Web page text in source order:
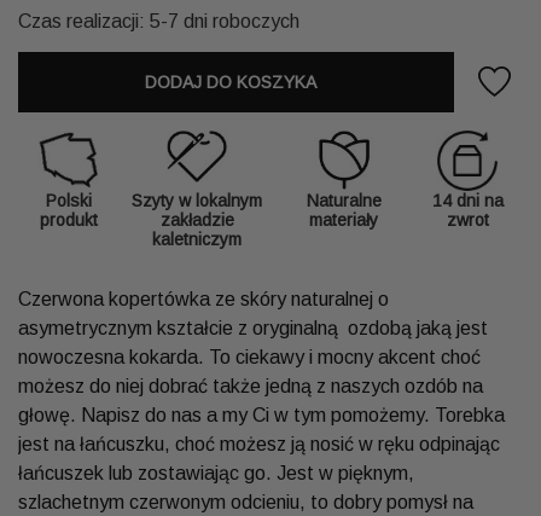
Czas realizacji: 5-7 dni roboczych
DODAJ DO KOSZYKA
Polski
produkt
Szyty w lokalnym
zakładzie
kaletniczym
Naturalne
materiały
14 dni na
zwrot
Czerwona kopertówka ze skóry naturalnej o
asymetrycznym kształcie z oryginalną ozdobą jaką jest
nowoczesna kokarda. To ciekawy i mocny akcent choć
możesz do niej dobrać także jedną z naszych ozdób na
głowę. Napisz do nas a my Ci w tym pomożemy. Torebka
jest na łańcuszku, choć możesz ją nosić w ręku odpinając
łańcuszek lub zostawiając go. Jest w pięknym,
szlachetnym czerwonym odcieniu, to dobry pomysł na